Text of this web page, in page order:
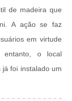
de madeira que
A ação se faz
em virtude
entanto, o local
foi instalado um